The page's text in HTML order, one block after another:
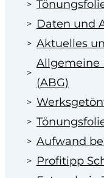
Daten und
Aktuelles
Allgemeine
(ABG)
Aufwand
Profitipp